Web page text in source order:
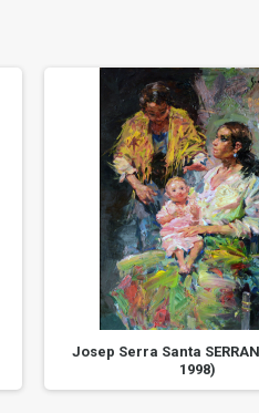
Josep Serra Santa
1998)